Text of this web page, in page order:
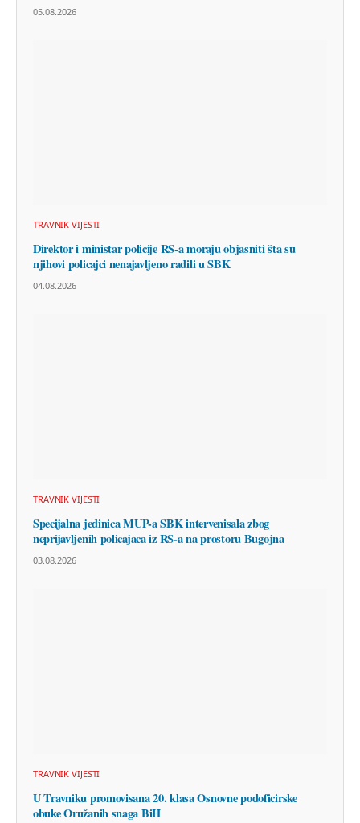
05.08.2026
TRAVNIK VIJESTI
Direktor i ministar policije RS-a moraju objasniti šta su
njihovi policajci nenajavljeno radili u SBK
04.08.2026
TRAVNIK VIJESTI
Specijalna jedinica MUP-a SBK intervenisala zbog
neprijavljenih policajaca iz RS-a na prostoru Bugojna
03.08.2026
TRAVNIK VIJESTI
U Travniku promovisana 20. klasa Osnovne podoficirske
obuke Oružanih snaga BiH